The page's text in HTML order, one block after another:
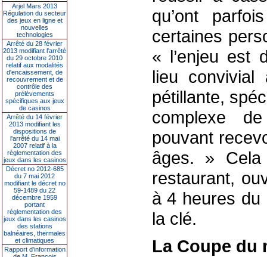
Arjel Mars 2013
Régulation du secteur
des jeux en ligne et
nouvelles
technologies
Arrêté du 28 février
2013 modifiant l'arrêté
du 29 octobre 2010
relatif aux modalités
d'encaissement, de
recouvrement et de
contrôle des
prélèvements
spécifiques aux jeux
de casinos
Arrêté du 14 février
2013 modifiant les
dispositions de
l'arrêté du 14 mai
2007 relatif à la
réglementation des
jeux dans les casinos
Décret no 2012-685
du 7 mai 2012
modifiant le décret no
59-1489 du 22
décembre 1959
portant
réglementation des
jeux dans les casinos
des stations
balnéaires, thermales
et climatiques
Rapport d'information
qu’ont
certaines
« l’enjeu est
lieu convivial
pétillante,
complexe
pouvant
âges. »
restaurant,
à 4 heures du
la clé.
La Coupe du